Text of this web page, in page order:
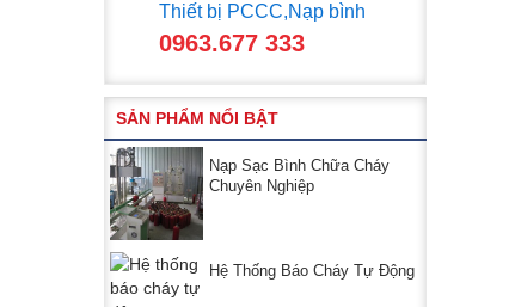
Thiết bị PCCC,Nạp bình
0963.677 333
SẢN PHẨM NỔI BẬT
Nạp Sạc Bình Chữa Cháy
Chuyên Nghiệp
Hệ Thống Báo Cháy Tự Động